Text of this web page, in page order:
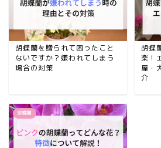
胡蝶蘭を贈られて困ったこと
ないですか？嫌われてしまう
場合の対策
胡蝶
楽！
屋・
介
胡蝶蘭